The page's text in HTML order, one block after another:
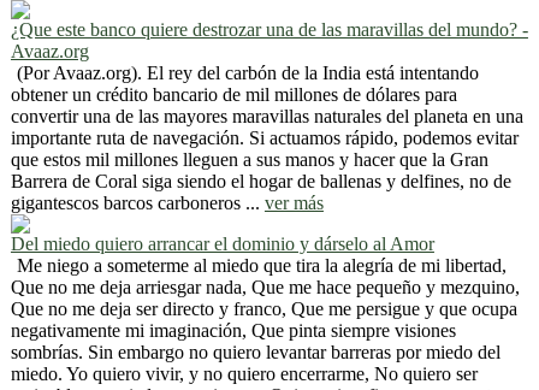
¿Que este banco quiere destrozar una de las maravillas del mundo? -
Avaaz.org
(Por Avaaz.org). El rey del carbón de la India está intentando
obtener un crédito bancario de mil millones de dólares para
convertir una de las mayores maravillas naturales del planeta en una
importante ruta de navegación. Si actuamos rápido, podemos evitar
que estos mil millones lleguen a sus manos y hacer que la Gran
Barrera de Coral siga siendo el hogar de ballenas y delfines, no de
gigantescos barcos carboneros ... ver más
Del miedo quiero arrancar el dominio y dárselo al Amor
Me niego a someterme al miedo que tira la alegría de mi libertad,
Que no me deja arriesgar nada, Que me hace pequeño y mezquino,
Que no me deja ser directo y franco, Que me persigue y que ocupa
negativamente mi imaginación, Que pinta siempre visiones
sombrías. Sin embargo no quiero levantar barreras por miedo del
miedo. Yo quiero vivir, y no quiero encerrarme, No quiero ser